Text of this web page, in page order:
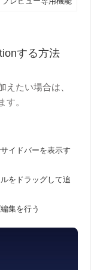
する方法
たい場合は、
。
イドバーを表示す
をドラッグして追
集を行う